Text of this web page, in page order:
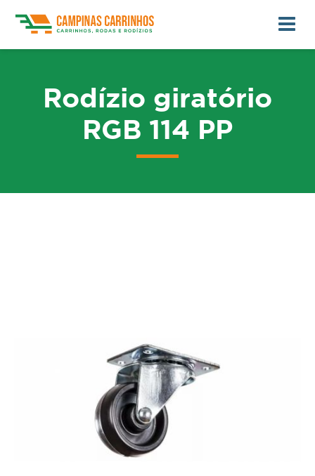
Rodízio giratório
RGB 114 PP